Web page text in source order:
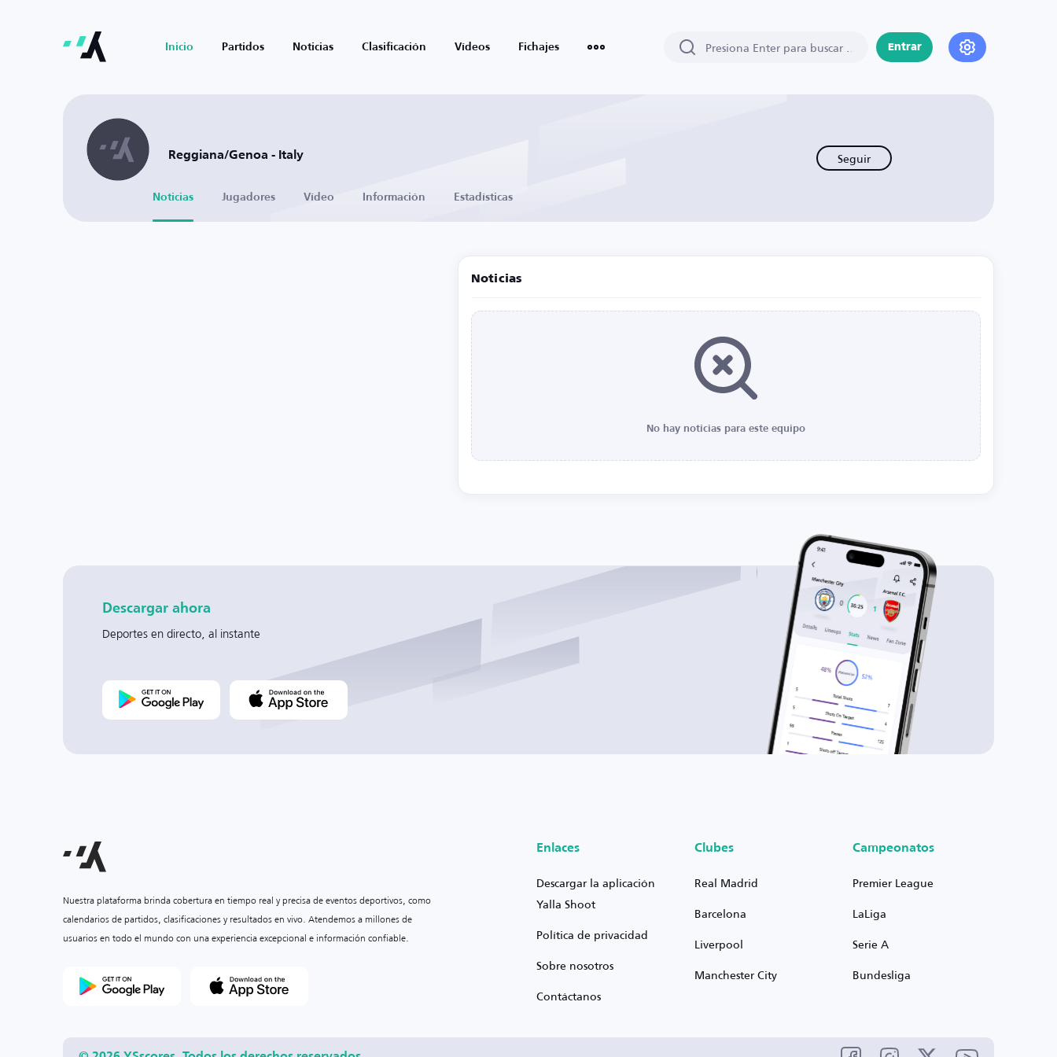
Inicio Partidos Noticias Clasificación Vídeos Fichajes Entrar
Reggiana/Genoa - Italy Seguir
Noticias Jugadores Vídeo Información Estadísticas
Noticias
No hay noticias para este equipo
Descargar ahora
Deportes en directo, al instante
Nuestra plataforma brinda cobertura en tiempo real y precisa de eventos deportivos, como
calendarios de partidos, clasificaciones y resultados en vivo. Atendemos a millones de
usuarios en todo el mundo con una experiencia excepcional e información confiable.
Enlaces
Descargar la aplicación
Yalla Shoot
Política de privacidad
Sobre nosotros
Contáctanos
Clubes
Real Madrid
Barcelona
Liverpool
Manchester City
Campeonatos
Premier League
LaLiga
Serie A
Bundesliga